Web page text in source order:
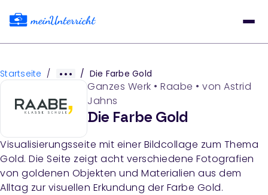
Startseite / / Die Farbe Gold
Ganzes Werk • Raabe • von Astrid
Jahns
Die Farbe Gold
Visualisierungsseite mit einer Bildcollage zum Thema
Gold. Die Seite zeigt acht verschiedene Fotografien
von goldenen Objekten und Materialien aus dem
Alltag zur visuellen Erkundung der Farbe Gold.